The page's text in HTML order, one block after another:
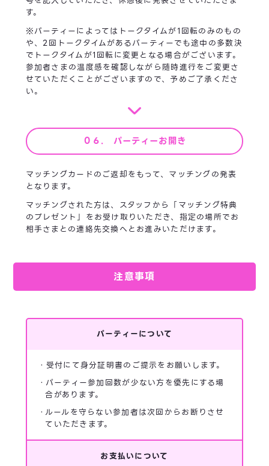
す。
※パーティーによってはトークタイムが1回転のみのもの
や、2回トークタイムがあるパーティーでも途中の多数決
でトークタイムが1回転に変更となる場合がございます。
参加者さまの温度感を確認しながら随時進行をご変更さ
せていただくことがございますので、予めご了承くださ
い。
０６. パーティーお開き
マッチングカードのご返却をもって、マッチングの発表
となります。
マッチングされた方は、スタッフから「マッチング特典
のプレゼント」をお受け取りいただき、指定の場所でお
相手さまとの連絡先交換へとお進みいただけます。
注意事項
パーティーについて
・受付にて身分証明書のご提示をお願いします。
・パーティー参加回数が少ない方を優先にする場
合があります。
・ルールを守らない参加者は次回からお断りさせ
ていただきます。
お支払いについて